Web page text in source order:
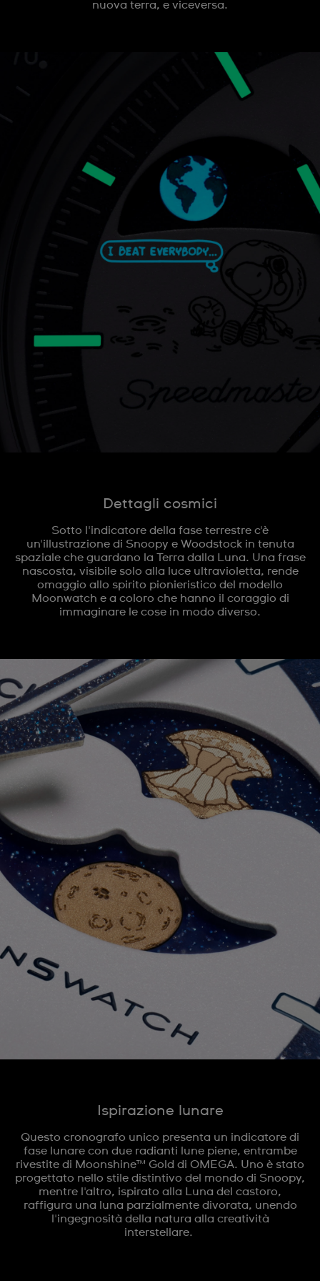
nuova terra, e viceversa.
Dettagli cosmici
Sotto l'indicatore della fase terrestre c'è
un'illustrazione di Snoopy e Woodstock in tenuta
spaziale che guardano la Terra dalla Luna. Una frase
nascosta, visibile solo alla luce ultravioletta, rende
omaggio allo spirito pionieristico del modello
Moonwatch e a coloro che hanno il coraggio di
immaginare le cose in modo diverso.
Ispirazione lunare
Questo cronografo unico presenta un indicatore di
fase lunare con due radianti lune piene, entrambe
rivestite di Moonshine™ Gold di OMEGA. Uno è stato
progettato nello stile distintivo del mondo di Snoopy,
mentre l'altro, ispirato alla Luna del castoro,
raffigura una luna parzialmente divorata, unendo
l'ingegnosità della natura alla creatività
interstellare.